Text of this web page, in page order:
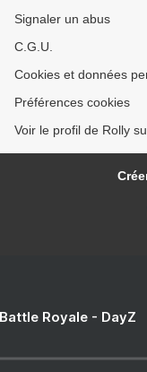
Signaler un abus
C.G.U.
Cookies et données
Préférences cookies
Voir le profil de Rolly
Royale - DayZ